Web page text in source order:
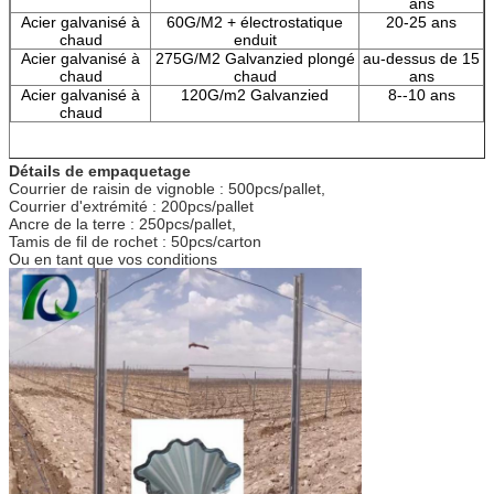
Acier galvanisé à
chaud
60G/M2 + électrostatique
enduit
20-25 ans
Acier galvanisé à
chaud
275G/M2 Galvanzied plongé
chaud
au-dessus de 15
ans
Acier galvanisé à
chaud
120G/m2 Galvanzied 8--10 ans
Détails de empaquetage
Courrier de raisin de vignoble : 500pcs/pallet,
Courrier d'extrémité : 200pcs/pallet
Ancre de la terre : 250pcs/pallet,
Tamis de fil de rochet : 50pcs/carton
Ou en tant que vos conditions